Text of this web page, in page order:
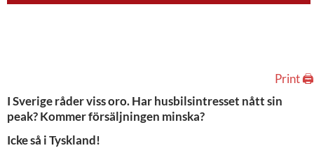
Print 🖨
I Sverige råder viss oro. Har husbilsintresset nått sin
peak? Kommer försäljningen minska?
Icke så i Tyskland!